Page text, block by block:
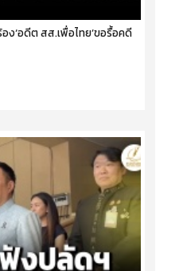
ง‘อดีต สส.เพื่อไทย’ขอรื้อคดี